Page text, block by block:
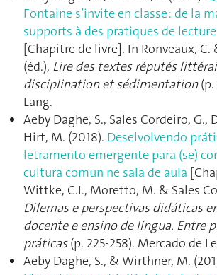
Fontaine s’invite en classe : de la
supports à des pratiques de
[Chapitre de livre]. In Ronveaux, C.
(éd.), Lire des textes réputés
disciplination et sédimentation(p.
Lang.
Aeby Daghe, S., Sales Cordeiro, G.,
Hirt, M. (2018). Deselvolvendo
letramento emergente para (se)
cultura comun ne sala de aula
Wittke, C.I., Moretto, M. & Sales
Dilemas e perspectivas didáticas
docente e ensino de língua. Entre
práticas(p. 225‑258). Mercado de
Aeby Daghe, S., & Wirthner, M.